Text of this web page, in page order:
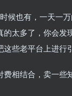
候也有，一天一
太多了，你会
些老平台上进行
相结合，卖一